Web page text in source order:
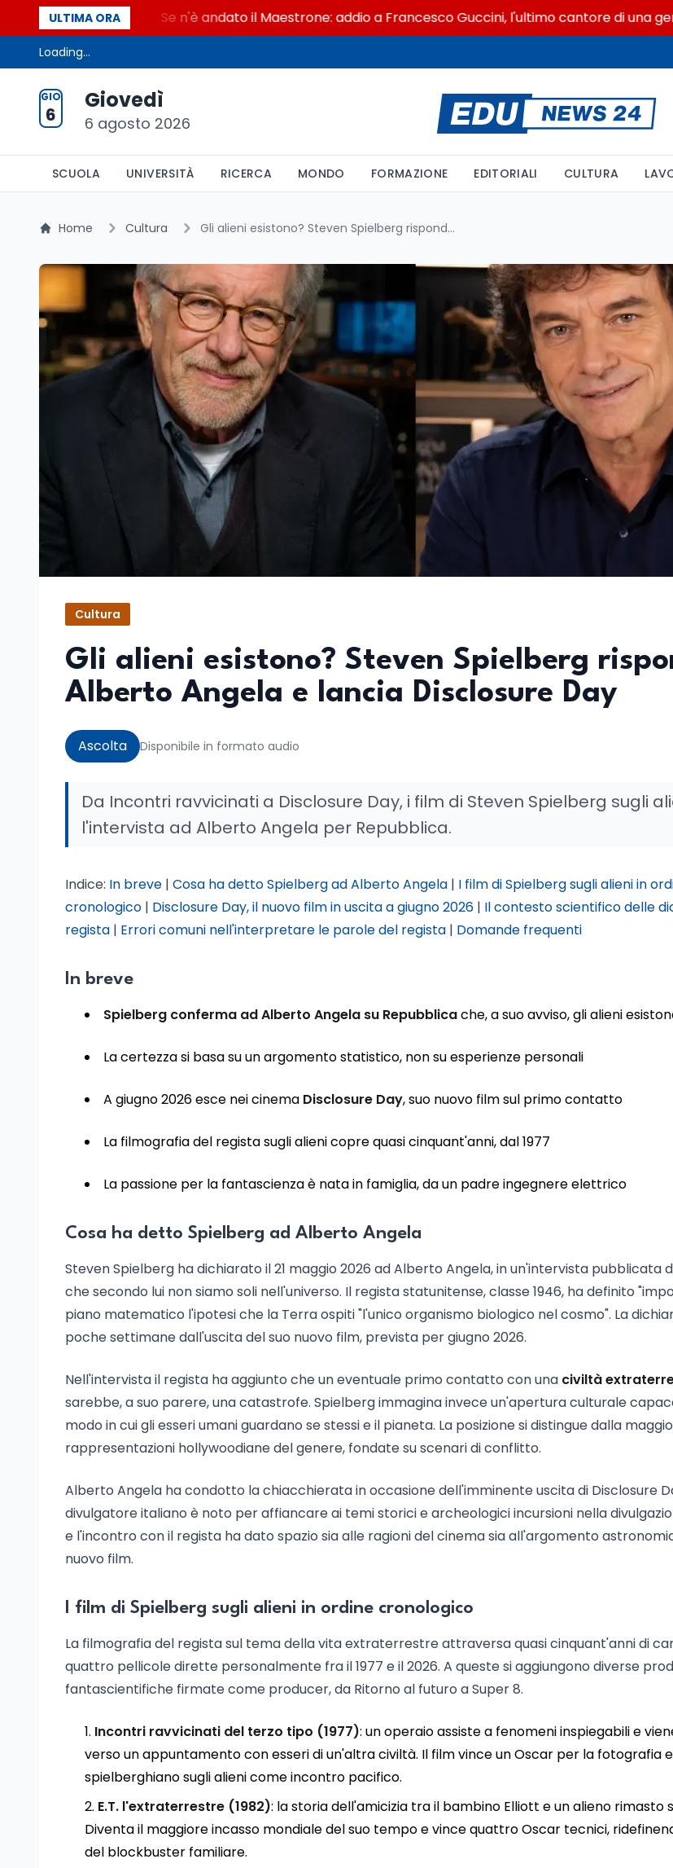
ULTIMA ORASe n'è andato il Maestrone: addio a Francesco Guccini, l'ultimo cantore di una
Loading...
GIO
6
Giovedì
6 agosto 2026
SCUOLA UNIVERSITÀ RICERCA MONDO FORMAZIONE EDITORIALI CULTURA
Home Cultura Gli alieni esistono? Steven Spielberg risponde ad Alberto Angela e lancia Disclosure Day
Cultura
Gli alieni esistono? Steven Spielberg
Alberto Angela e lancia Disclosure Day
Ascolta Disponibile in formato audio
Da Incontri ravvicinati a Disclosure Day, i film di Steven Spielberg sugli
l'intervista ad Alberto Angela per Repubblica.
Indice: In breve | Cosa ha detto Spielberg ad Alberto Angela | I film di Spielberg sugli alieni in
cronologico | Disclosure Day, il nuovo film in uscita a giugno 2026 | Il contesto scientifico delle
regista | Errori comuni nell'interpretare le parole del regista | Domande frequenti
In breve
Spielberg conferma ad Alberto Angela su Repubblicache, a suo avviso, gli alieni
La certezza si basa su un argomento statistico, non su esperienze personali
A giugno 2026 esce nei cinema Disclosure Day, suo nuovo film sul primo contatto
La filmografia del regista sugli alieni copre quasi cinquant'anni, dal 1977
La passione per la fantascienza è nata in famiglia, da un padre ingegnere elettrico
Cosa ha detto Spielberg ad Alberto Angela
Steven Spielberg ha dichiarato il 21 maggio 2026 ad Alberto Angela, in un'intervista pubblicata
che secondo lui non siamo soli nell'universo. Il regista statunitense, classe 1946, ha definito
piano matematico l'ipotesi che la Terra ospiti "l'unico organismo biologico nel cosmo". La
poche settimane dall'uscita del suo nuovo film, prevista per giugno 2026.
Nell'intervista il regista ha aggiunto che un eventuale primo contatto con una civiltà
sarebbe, a suo parere, una catastrofe. Spielberg immagina invece un'apertura culturale
modo in cui gli esseri umani guardano se stessi e il pianeta. La posizione si distingue dalla
rappresentazioni hollywoodiane del genere, fondate su scenari di conflitto.
Alberto Angela ha condotto la chiacchierata in occasione dell'imminente uscita di Disclosure
divulgatore italiano è noto per affiancare ai temi storici e archeologici incursioni nella
e l'incontro con il regista ha dato spazio sia alle ragioni del cinema sia all'argomento
nuovo film.
I film di Spielberg sugli alieni in ordine cronologico
La filmografia del regista sul tema della vita extraterrestre attraversa quasi cinquant'anni di
quattro pellicole dirette personalmente fra il 1977 e il 2026. A queste si aggiungono diverse
fantascientifiche firmate come producer, da Ritorno al futuro a Super 8.
Incontri ravvicinati del terzo tipo (1977): un operaio assiste a fenomeni inspiegabili e
verso un appuntamento con esseri di un'altra civiltà. Il film vince un Oscar per la fotografia
spielberghiano sugli alieni come incontro pacifico.
E.T. l'extraterrestre (1982): la storia dell'amicizia tra il bambino Elliott e un alieno rimasto
Diventa il maggiore incasso mondiale del suo tempo e vince quattro Oscar tecnici,
del blockbuster familiare.